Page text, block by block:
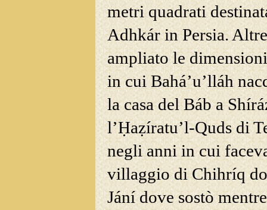
metri quadrati
Adhkár in Persia.
ampliato le
in cui Bahá’u’lláh
la casa del Báb a
l’Ḥaẓíratu’l-Quds di
negli anni in cui
villaggio di Chihríq
Jání dove sostò